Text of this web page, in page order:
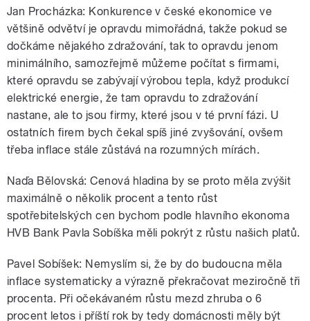
Jan Procházka: Konkurence v české ekonomice ve
většině odvětví je opravdu mimořádná, takže pokud se
dočkáme nějakého zdražování, tak to opravdu jenom
minimálního, samozřejmě můžeme počítat s firmami,
které opravdu se zabývají výrobou tepla, když produkcí
elektrické energie, že tam opravdu to zdražování
nastane, ale to jsou firmy, které jsou v té první fázi. U
ostatních firem bych čekal spíš jiné zvyšování, ovšem
třeba inflace stále zůstává na rozumných mírách.
Naďa Bělovská: Cenová hladina by se proto měla zvýšit
maximálně o několik procent a tento růst
spotřebitelských cen bychom podle hlavního ekonoma
HVB Bank Pavla Sobíška měli pokrýt z růstu našich platů.
Pavel Sobíšek: Nemyslím si, že by do budoucna měla
inflace systematicky a výrazně překračovat meziročně tři
procenta. Při očekávaném růstu mezd zhruba o 6
procent letos i příští rok by tedy domácnosti měly být